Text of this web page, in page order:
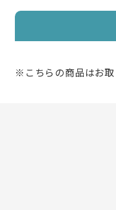
※こちらの商品はお